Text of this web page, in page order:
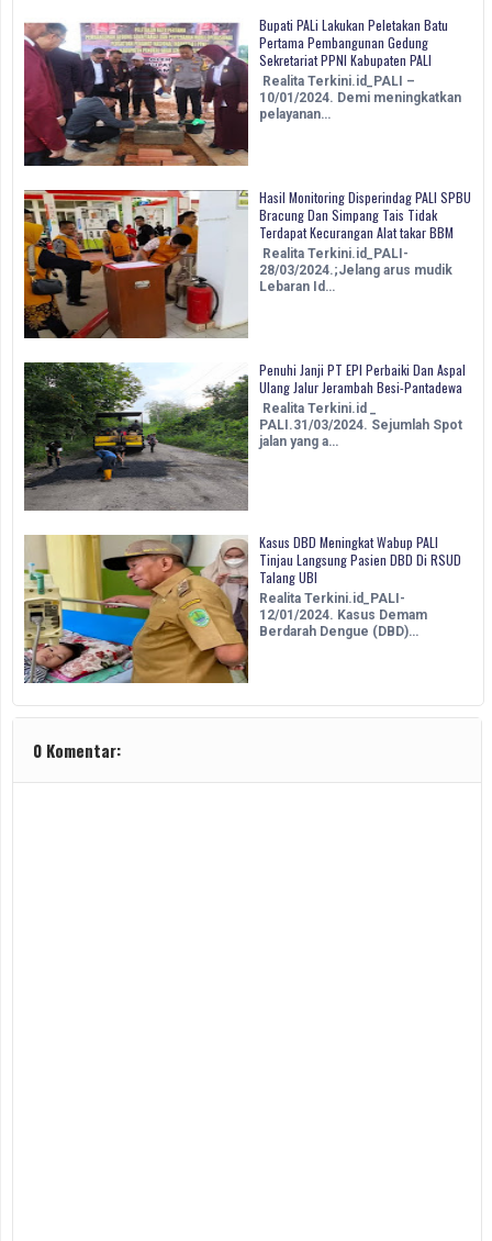
Bupati PALi Lakukan Peletakan Batu
Pertama Pembangunan Gedung
Sekretariat PPNI Kabupaten PALI
Realita Terkini.id_PALI –
10/01/2024. Demi meningkatkan
pelayanan…
Hasil Monitoring Disperindag PALI SPBU
Bracung Dan Simpang Tais Tidak
Terdapat Kecurangan Alat takar BBM
Realita Terkini.id_PALI-
28/03/2024.;Jelang arus mudik
Lebaran Id…
Penuhi Janji PT EPI Perbaiki Dan Aspal
Ulang Jalur Jerambah Besi-Pantadewa
Realita Terkini.id _
PALI.31/03/2024. Sejumlah Spot
jalan yang a…
Kasus DBD Meningkat Wabup PALI
Tinjau Langsung Pasien DBD Di RSUD
Talang UBI
Realita Terkini.id_PALI-
12/01/2024. Kasus Demam
Berdarah Dengue (DBD)…
0 Komentar: